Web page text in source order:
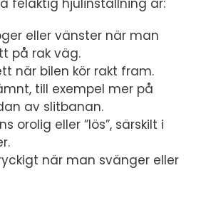
eller vänster när man
på rak väg.
när bilen kör rakt fram.
till exempel mer på
av slitbanan.
orolig eller ”lös”, särskilt i
när man svänger eller